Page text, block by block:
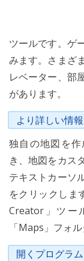
ツールです。ゲ
みます。さまざ
レベーター、部
があります。
より詳しい情報
独自の地図を
き、地図をカス
テキストカーソ
をクリックしま
Creator」ツー
「Maps」フォ
開くプログラ